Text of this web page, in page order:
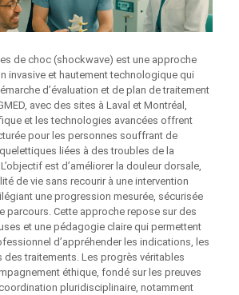
de choc (shockwave) est une approche
invasive et hautement technologique qui
d’évaluation et de plan de traitement
avec des sites à Laval et Montréal,
et les technologies avancées offrent
pour les personnes souffrant de
liées à des troubles de la
est d’améliorer la douleur dorsale,
de vie sans recourir à une intervention
une progression mesurée, sécurisée
parcours. Cette approche repose sur des
et une pédagogie claire qui permettent
d’appréhender les indications, les
des traitements. Les progrès véritables
éthique, fondé sur les preuves
pluridisciplinaire, notamment